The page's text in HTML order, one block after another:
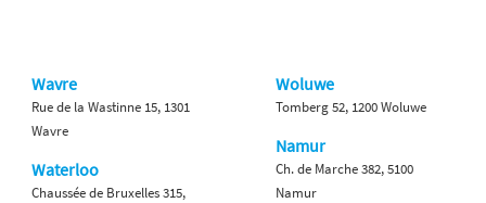
Wavre
Rue de la Wastinne 15, 1301
Wavre
Waterloo
Chaussée de Bruxelles 315,
Woluwe
Tomberg 52, 1200 Woluwe
Namur
Ch. de Marche 382, 5100
Namur